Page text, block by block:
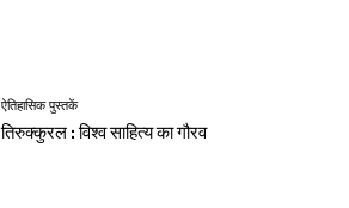
ऐतिहासिक पुस्तकें
तिरुक्कुरल : विश्व साहित्य का गौरव